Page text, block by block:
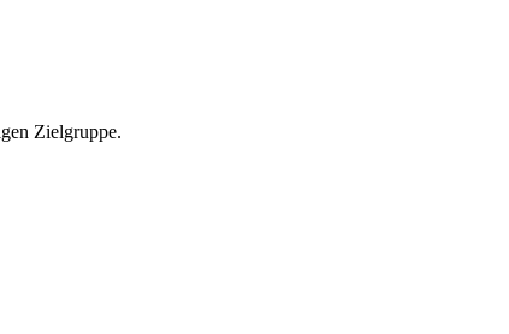
Zielgruppe.